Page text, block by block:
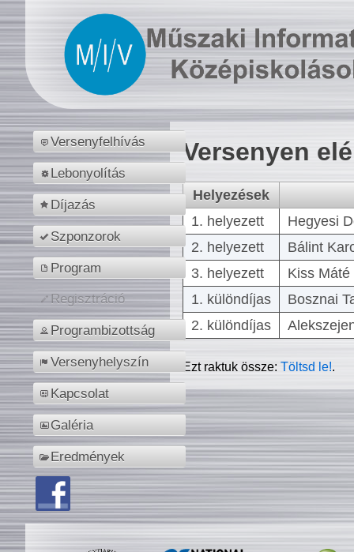
Versenyfelhívás
Lebonyolítás
Díjazás
Szponzorok
Program
Regisztráció
Programbizottság
Versenyhelyszín
Kapcsolat
Galéria
Eredmények
Versenyen
Helyezések
1. helyezett
Hegyesi
2. helyezett
Bálint
3. helyezett
Kiss
1. különdíjas
Bosznai
2. különdíjas
Ezt raktuk össze:Töltsd le!.